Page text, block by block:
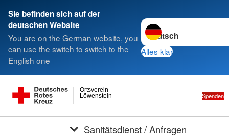
Sie befinden sich auf der
deutschen Website
You are on the German website, you
can use the switch to switch to the
English one
Sprache wechseln zu
Alles klar
Löwenstein
Ortsverein
Spenden
Sanitätsdienst / Anfragen